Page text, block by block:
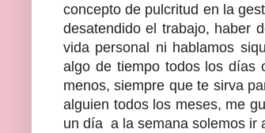
concepto de pulcritud en la
desatendido el trabajo, haber
vida personal ni hablamos
algo de tiempo todos los días
menos, siempre que te sirva
alguien todos los meses, me
un día a la semana solemos ir